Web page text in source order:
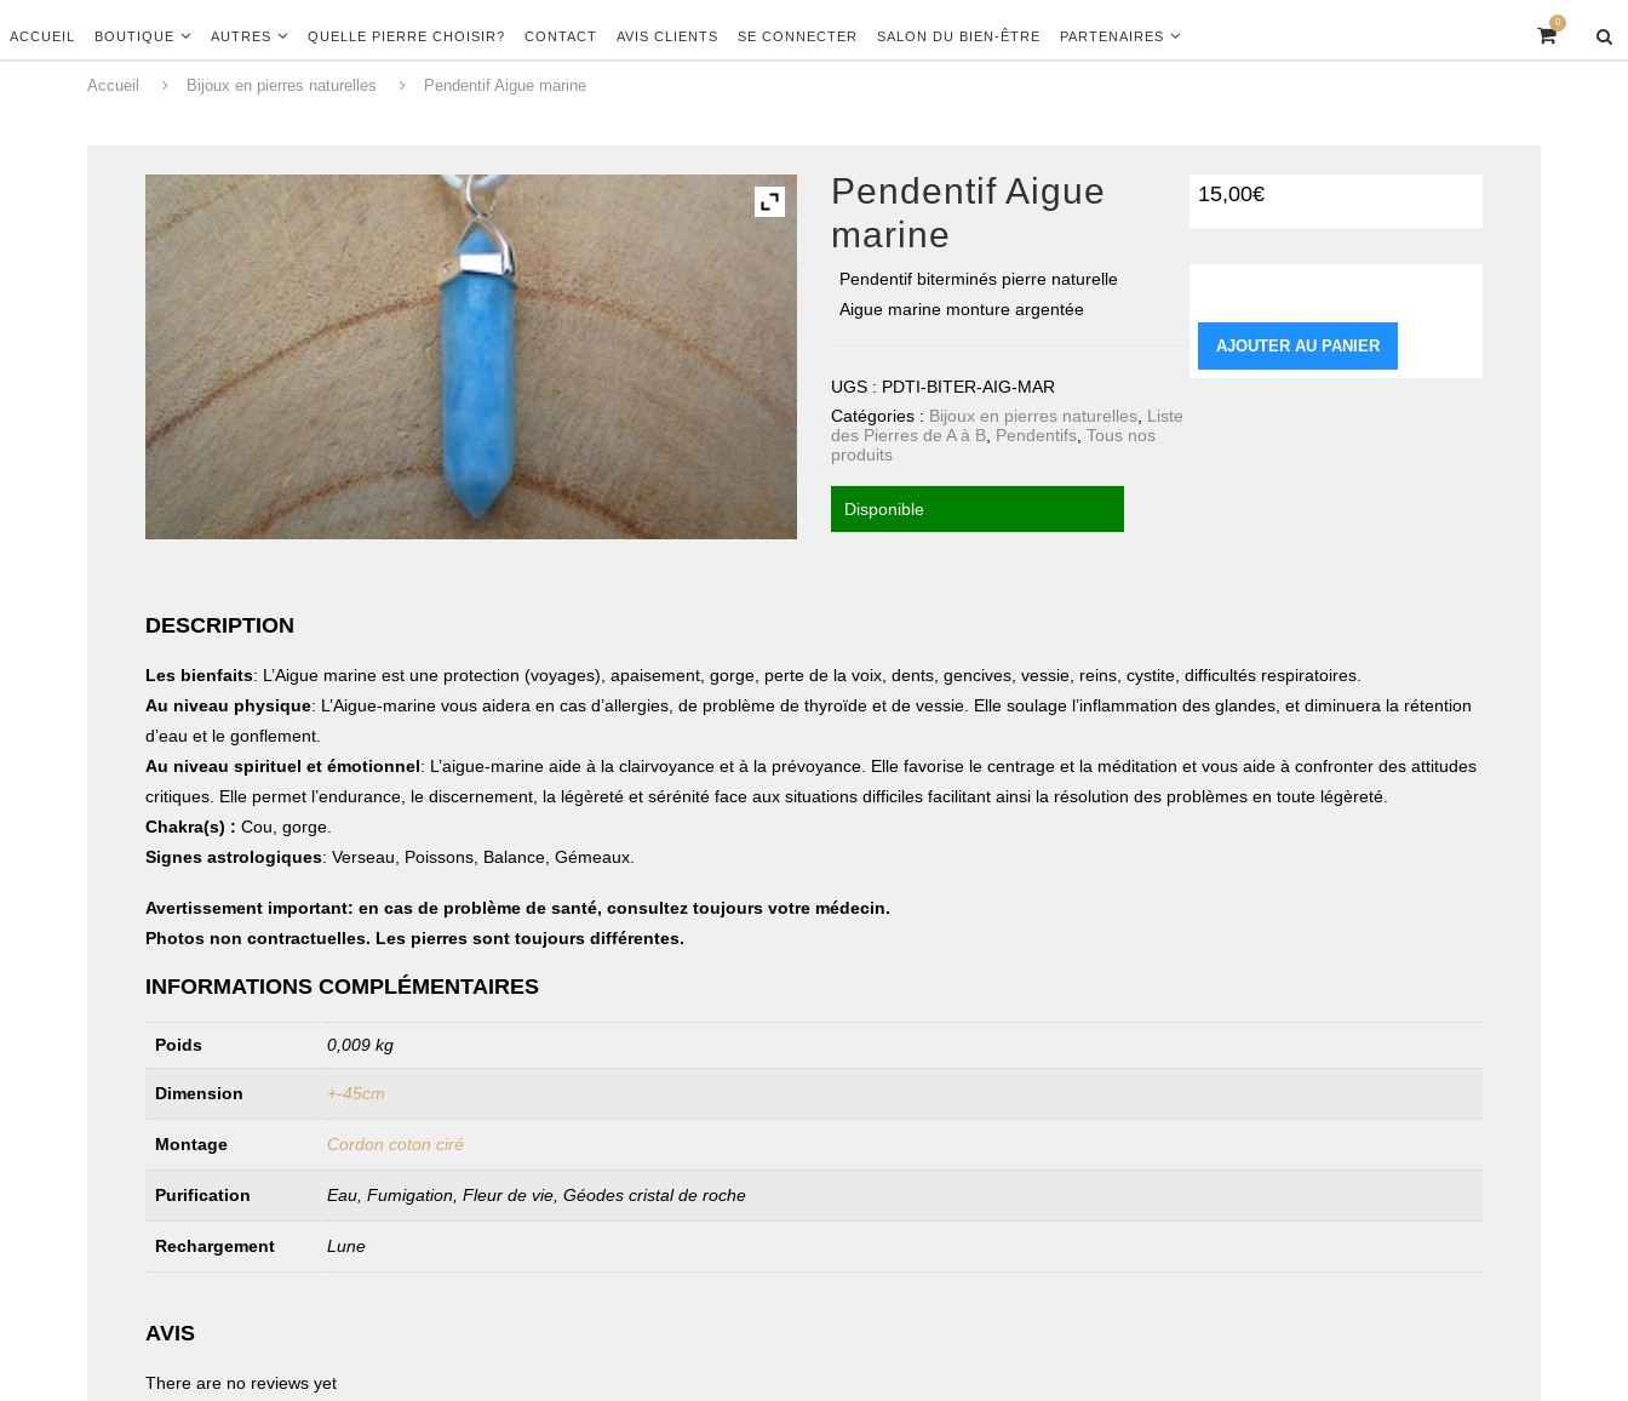
ACCUEIL BOUTIQUE AUTRES QUELLE PIERRE CHOISIR? CONTACT AVIS CLIENTS SE CONNECTER SALON DU BIEN-ÊTRE PARTENAIRES
0
Accueil Bijoux en pierres naturelles Pendentif Aigue marine
Pendentif Aigue
marine
15,00€
Pendentif biterminés pierre naturelle
Aigue marine monture argentée
AJOUTER AU PANIER
UGS : PDTI-BITER-AIG-MAR
Catégories : Bijoux en pierres naturelles Liste
des Pierres de A à B Pendentifs ,Tous nos
produits
Disponible
DESCRIPTION
Les bienfaits: L’Aigue marine est une protection (voyages), apaisement, gorge, perte de la voix, dents, gencives, vessie, reins, cystite, difficultés respiratoires.
Au niveau physique: L’Aigue-marine vous aidera en cas d’allergies, de problème de thyroïde et de vessie. Elle soulage l’inflammation des glandes, et diminuera la rétention
d’eau et le gonflement.
Au niveau spirituel et émotionnel: L’aigue-marine aide à la clairvoyance et à la prévoyance. Elle favorise le centrage et la méditation et vous aide à confronter des attitudes
critiques. Elle permet l’endurance, le discernement, la légèreté et sérénité face aux situations difficiles facilitant ainsi la résolution des problèmes en toute légèreté.
Chakra(s) : Cou, gorge.
Signes astrologiques: Verseau, Poissons, Balance, Gémeaux.
Avertissement important: en cas de problème de santé, consultez toujours votre médecin.
Photos non contractuelles. Les pierres sont toujours différentes.
INFORMATIONS COMPLÉMENTAIRES
Poids 0,009 kg
Dimension +-45cm
Montage Cordon coton ciré
Purification Eau, Fumigation, Fleur de vie, Géodes cristal de roche
Rechargement Lune
AVIS
There are no reviews yet